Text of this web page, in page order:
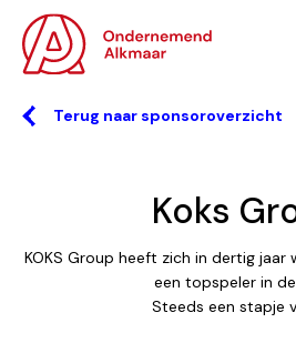
Terug naar sponsoroverzicht
Koks
KOKS Group heeft zich in dertig
een topspeler in
Steeds een stapje